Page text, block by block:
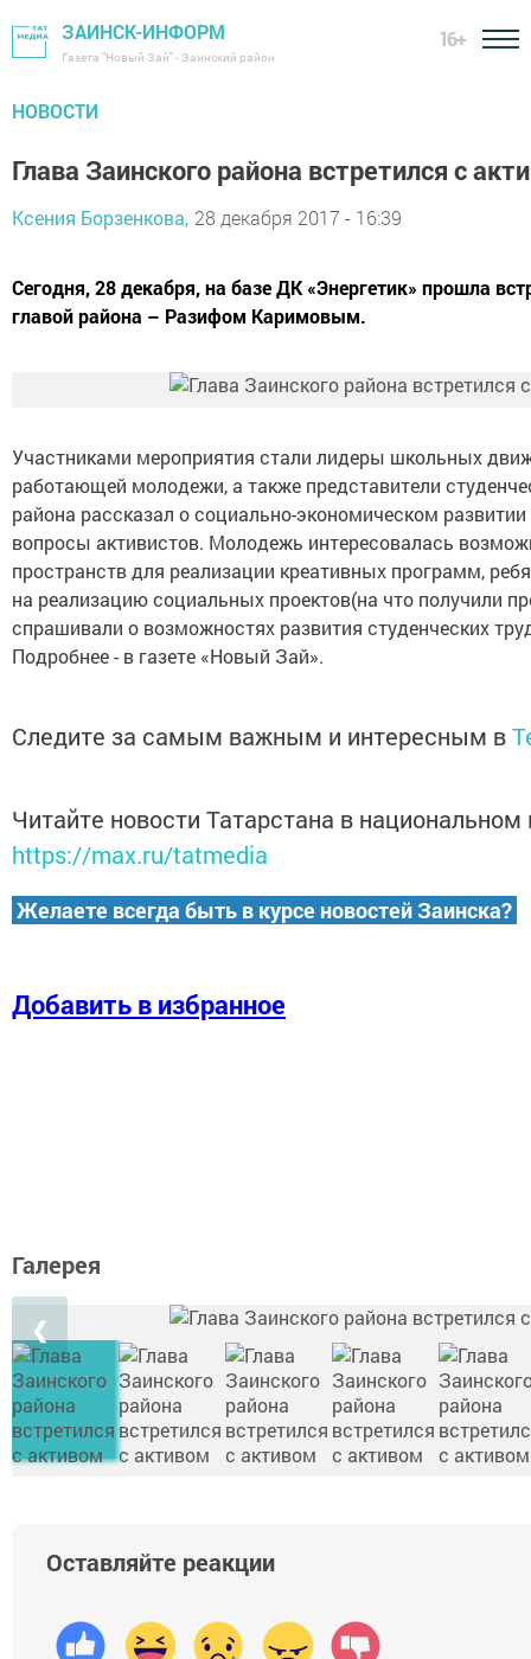
ЗАИНСК-ИНФОРМ
Газета "Новый Зай" - Заинский район
16+
НОВОСТИ
Глава Заинского района встретился с
Ксения Борзенкова, 28 декабря 2017 - 16:39
Сегодня, 28 декабря, на базе ДК «Энергетик» прошла
главой района – Разифом Каримовым.
Участниками мероприятия стали лидеры школьных
работающей молодежи, а также представители
района рассказал о социально-экономическом
вопросы активистов. Молодежь интересовалась
пространств для реализации креативных программ,
на реализацию социальных проектов(на что получили
спрашивали о возможностях развития студенческих
Подробнее - в газете «Новый Зай».
Следите за самым важным и интересным в
Читайте новости Татарстана в
https://max.ru/tatmedia
Желаете всегда быть в курсе новостей Заинска?
Добавить в избранное
Галерея
❮
Оставляйте реакции